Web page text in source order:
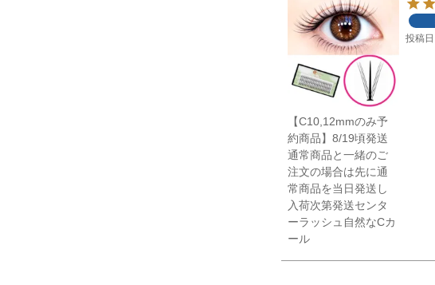
【C10,12mmのみ予
約商品】8/19頃発送
通常商品と一緒のご
注文の場合は先に通
常商品を当日発送し
入荷次第発送センタ
ーラッシュ自然なCカ
ール
投稿日